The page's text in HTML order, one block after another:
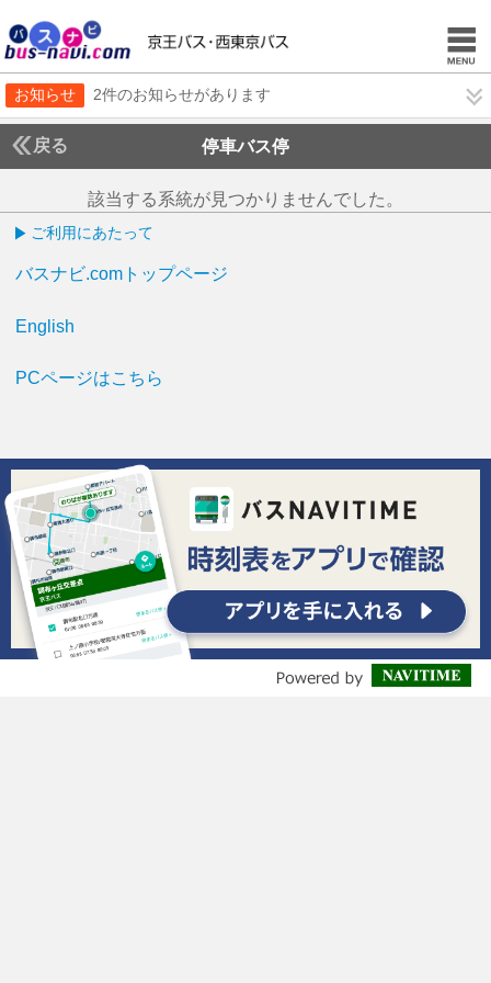
お知らせ 2件のお知らせがあります
戻る 停車バス停
該当する系統が見つかりませんでした。
ご利用にあたって
バスナビ.comトップページ
English
PCページはこちら